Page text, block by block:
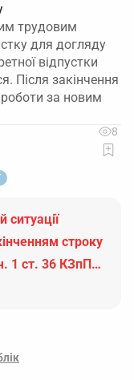
трудовим
для догляду
відпустки
Після закінчення
за новим
8
строку
1 ст. 36 КЗпП…